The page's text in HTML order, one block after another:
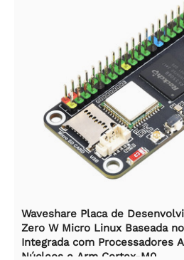
Waveshare Placa de
Zero W Micro Linux Baseada
Integrada com Processadores
Núcleos e Arm Cortex-M0.